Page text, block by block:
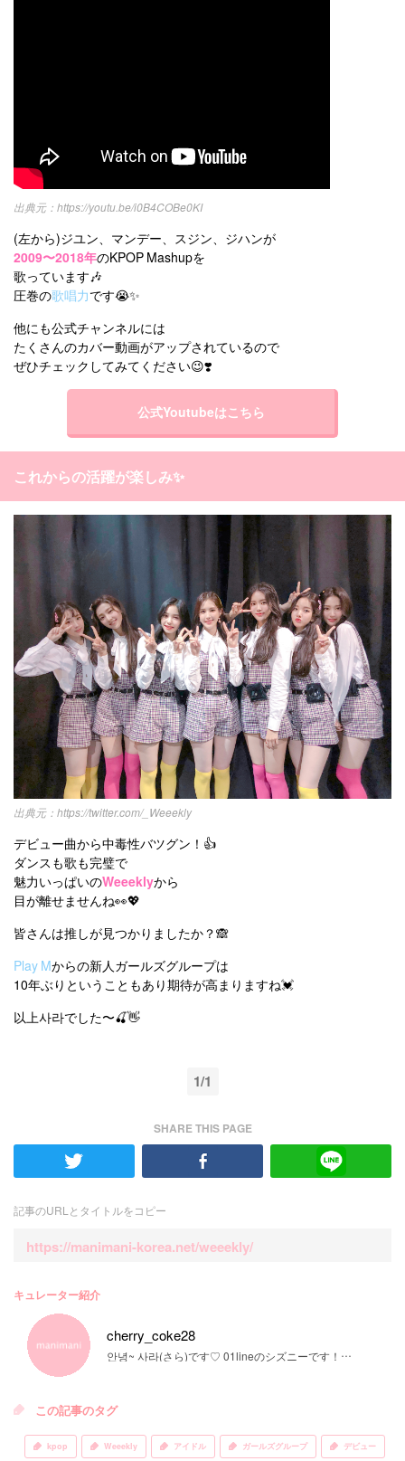
https://youtu.be/i0B4COBe0KI
(左から)ジユン、マンデー、スジン、ジハンが
2009〜2018年のKPOP Mashupを
歌っています🎶
圧巻の歌唱力です😭✨
他にも公式チャンネルには
たくさんのカバー動画がアップされているので
ぜひチェックしてみてください😉❣️
公式Youtubeはこちら
これからの活躍が楽しみ✨
https://twitter.com/_Weeekly
デビュー曲から中毒性バツグン！👍
ダンスも歌も完璧で
魅力いっぱいのWeeeklyから
目が離せませんね👀💖
皆さんは推しが見つかりましたか？🙈
Play Mからの新人ガールズグループは
10年ぶりということもあり期待が高まりますね💓
以上사라でした〜🍒👋
1/1
SHARE THIS PAGE
記事のURLとタイトルをコピー
https://manimani-korea.net/weeekly/
キュレーター紹介
cherry_coke28
안녕~ 사라(さら)です♡ 01lineのシズニーです！韓国アイドル、韓国ドラマの情報をお届けしていきます♡
この記事のタグ
kpop Weeekly アイドル ガールズグループ デビュー